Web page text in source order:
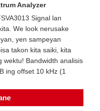
Analyzer
Signal lan
We look nerusake
yen sampeyan
takon kita saiki, kita
wektu! Bandwidth analisis
ing offset 10 kHz (1